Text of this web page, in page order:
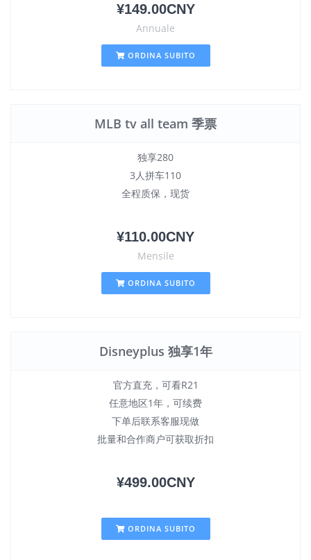
¥149.00CNY
Annuale
ORDINA SUBITO
MLB tv all team 季票
独享280
3人拼车110
全程质保，现货
¥110.00CNY
Mensile
ORDINA SUBITO
Disneyplus 独享1年
官方直充，可看R21
任意地区1年，可续费
下单后联系客服现做
批量和合作商户可获取折扣
¥499.00CNY
ORDINA SUBITO